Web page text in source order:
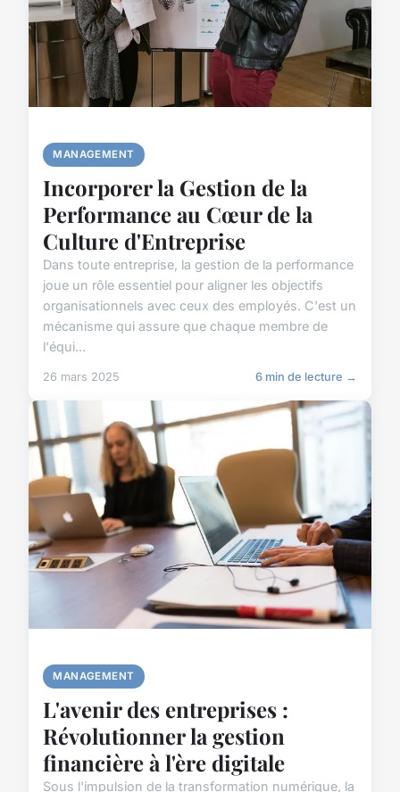
MANAGEMENT
Incorporer la Gestion de la
Performance au Cœur de la
Culture d'Entreprise
Dans toute entreprise, la gestion de la performance
joue un rôle essentiel pour aligner les objectifs
organisationnels avec ceux des employés. C'est un
mécanisme qui assure que chaque membre de
l'équi...
26 mars 2025 6 min de lecture →
MANAGEMENT
L'avenir des entreprises :
Révolutionner la gestion
financière à l'ère digitale
Sous l'impulsion de la transformation numérique, la